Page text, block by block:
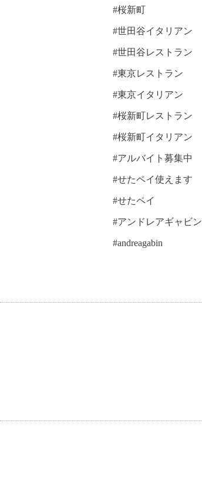
#桜新町
#世田谷イタリアン
#世田谷レストラン
#東京レストラン
#東京イタリアン
#桜新町レストラン
#桜新町イタリアン
#アルバイト募集中
#せたペイ使えます
#せたペイ
#アンドレアギャビン
#andreagabin